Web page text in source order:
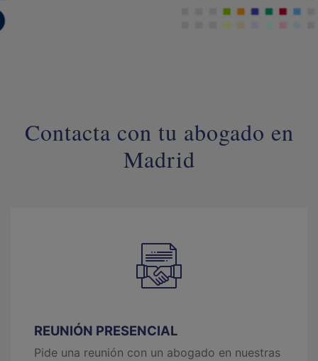
Contacta con tu abogado en
Madrid
REUNIÓN PRESENCIAL
Pide una reunión con un abogado en nuestras